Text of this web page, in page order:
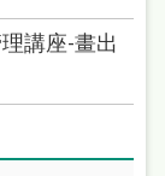
講座-畫出